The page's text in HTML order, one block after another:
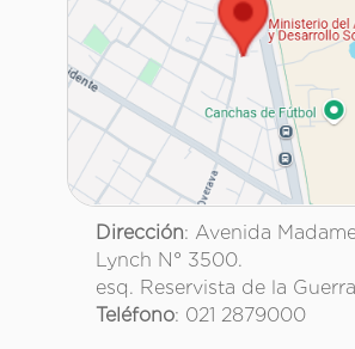
Dirección: Avenida
Lynch N° 3500.
esq. Reservista de la
Teléfono: 021 2879000